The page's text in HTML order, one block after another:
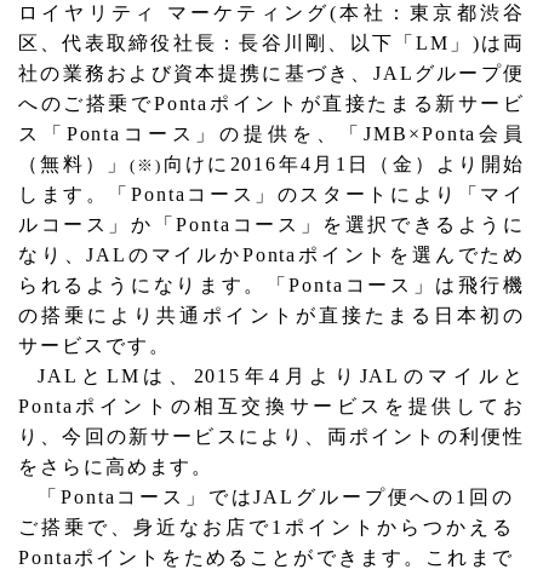
ロイヤリティ マーケティング(本社：東京都渋谷
区、代表取締役社長：長谷川剛、以下「LM 」 )は両
社の業務および資本提携に基づき、 JAL グループ便
へのご搭乗でPonta ポイントが直接たまる新サービ
ス「 Ponta コース」の提供を、「JMB ×Ponta 会員
（無料）」 ( ※) 向けに 2016年4 月 1 日（金）より開始
します。「Ponta コース」のスタートにより「マイ
ルコース」か「Ponta コース」を選択できるように
なり、JAL のマイルかPonta ポイントを選んでため
られるようになります。「Ponta コース」は飛行機
の搭乗により共通ポイントが直接たまる日本初の
サービスです。
JAL と LM は、 2015 年4 月より JAL のマイルと
Ponta ポイントの相互交換サービスを提供してお
り、今回の新サービスにより、両ポイントの利便性
をさらに高めます。
「 Ponta コース」ではJAL グループ便への 1 回の
ご搭乗で、身近なお店で1 ポイントからつかえる
Ponta ポイントをためることができます。これまで